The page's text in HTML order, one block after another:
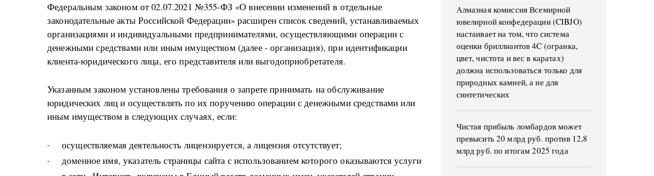
Федеральным законом от 02.07.2021 №355-ФЗ «О внесении изменений в отдельные
законодательные акты Российской Федерации» расширен список сведений, устанавливаемых
организациями и индивидуальными предпринимателями, осуществляющими операции с
денежными средствами или иным имуществом (далее - организация), при идентификации
клиента-юридического лица, его представителя или выгодоприобретателя.
Указанным законом установлены требования о запрете принимать на обслуживание
юридических лиц и осуществлять по их поручению операции с денежными средствами или
иным имуществом в следующих случаях, если:
осуществляемая деятельность лицензируется, а лицензия отсутствует;
доменное имя, указатель страницы сайта с использованием которого оказываются услуги
Алмазная комиссия Всемирной
ювелирной конфедерации (CIBJO)
настаивает на том, что система
оценки бриллиантов 4C (огранка,
цвет, чистота и вес в каратах)
должна использоваться только для
природных камней, а не для
синтетических
Чистая прибыль ломбардов может
превысить 20 млрд руб. против 12,8
млрд руб. по итогам 2025 года